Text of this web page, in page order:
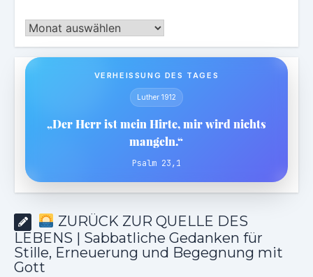
Archiv
VERHEISSUNG DES TAGES
Luther 1912
„Der Herr ist mein Hirte, mir wird nichts
mangeln.“
Psalm 23,1
ZURÜCK ZUR QUELLE DES
LEBENS | Sabbatliche Gedanken für
Stille, Erneuerung und Begegnung mit
Gott